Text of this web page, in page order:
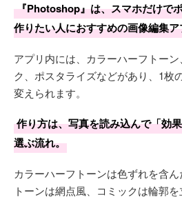
『Photoshop』は、スマホだけで
作りたい人におすすめの画像編集
アプリ内には、カラーハーフトー
ク、ポスタライズなどがあり、1枚
変えられます。
作り方は、写真を読み込んで「効
選ぶ流れ。
カラーハーフトーンは色ずれを含
トーンは網点風、コミックは輪郭